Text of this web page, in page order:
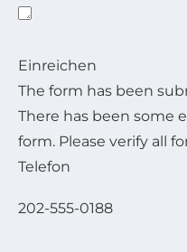
Einreichen
The form has been
There has been some
form. Please verify all
Telefon
202-555-0188